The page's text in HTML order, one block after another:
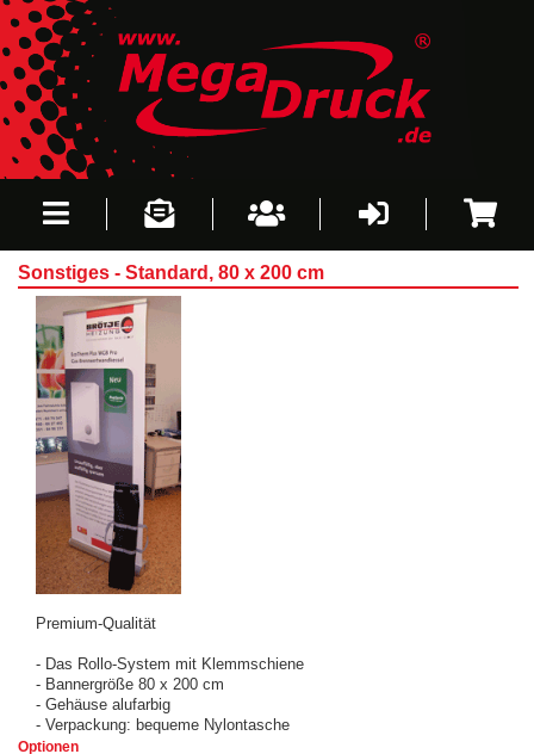
Sonstiges - Standard, 80 x 200 cm
Premium-Qualität
- Das Rollo-System mit Klemmschiene
- Bannergröße 80 x 200 cm
- Gehäuse alufarbig
- Verpackung: bequeme Nylontasche
Optionen